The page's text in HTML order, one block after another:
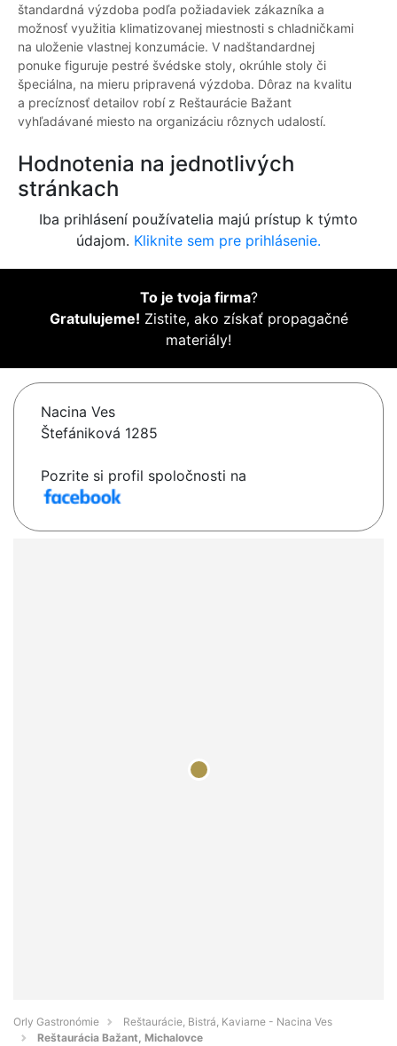
štandardná výzdoba podľa požiadaviek zákazníka a
možnosť využitia klimatizovanej miestnosti s chladničkami
na uloženie vlastnej konzumácie. V nadštandardnej
ponuke figuruje pestré švédske stoly, okrúhle stoly či
špeciálna, na mieru pripravená výzdoba. Dôraz na kvalitu
a precíznosť detailov robí z Reštaurácie Bažant
vyhľadávané miesto na organizáciu rôznych udalostí.
Hodnotenia na jednotlivých
stránkach
Iba prihlásení používatelia majú prístup k týmto
údajom. Kliknite sem pre prihlásenie.
To je tvoja firma?
Gratulujeme! Zistite, ako získať propagačné
materiály!
Nacina Ves
Štefániková 1285
Pozrite si profil spoločnosti na
Orly Gastronómie
Reštaurácie, Bistrá, Kaviarne - Nacina Ves
Reštaurácia Bažant, Michalovce